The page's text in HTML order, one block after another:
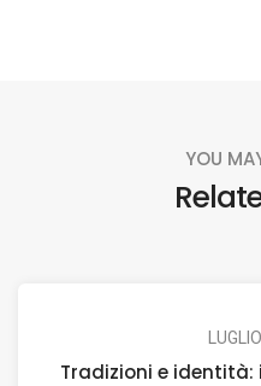
YOU
Tradizioni e identità: